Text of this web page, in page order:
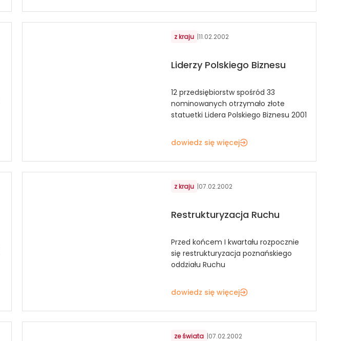
z kraju |11.02.2002
Liderzy Polskiego Biznesu
12 przedsiębiorstw spośród 33
nominowanych otrzymało złote
statuetki Lidera Polskiego Biznesu 2001
dowiedz się więcej
z kraju |07.02.2002
Restrukturyzacja Ruchu
Przed końcem I kwartału rozpocznie
się restrukturyzacja poznańskiego
oddziału Ruchu
dowiedz się więcej
ze świata |07.02.2002